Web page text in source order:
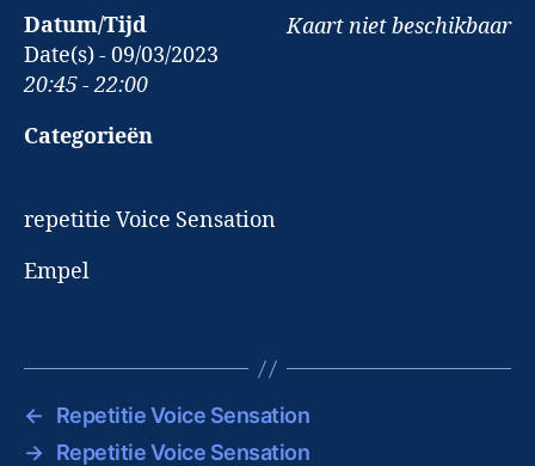
Kaart niet beschikbaar
Datum/Tijd
Date(s) - 09/03/2023
20:45 - 22:00
Categorieën
repetitie Voice Sensation
Empel
←
Repetitie Voice Sensation
→
Repetitie Voice Sensation